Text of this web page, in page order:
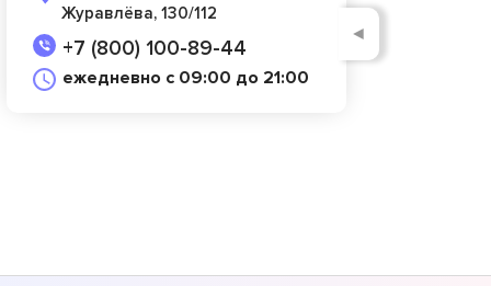
Журавлёва, 130/112
+7 (800) 100-89-44
ежедневно с 09:00 до 21:00
◄